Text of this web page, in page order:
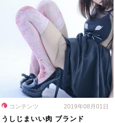
コンテンツ 2019年08月01日
うしじまいい肉 ブランド